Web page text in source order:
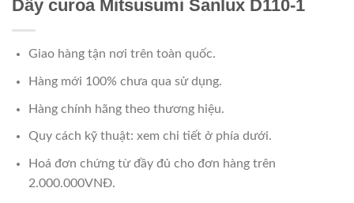
Dây curoa Mitsusumi Sanlux D110-1
Giao hàng tận nơi trên toàn quốc.
Hàng mới 100% chưa qua sử dụng.
Hàng chính hãng theo thương hiệu.
Quy cách kỹ thuật: xem chi tiết ở phía dưới.
Hoá đơn chứng từ đầy đủ cho đơn hàng trên
2.000.000VNĐ.